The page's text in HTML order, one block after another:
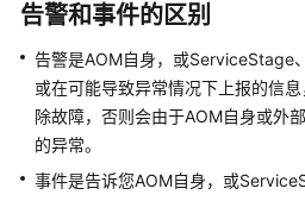
费
说
明
快
速
告警和事件的区别
告警是AOM自身，或ServiceStage
或在可能导致异常情况下上报的信
除故障，否则会由于AOM自身或外
的异常。
事件是告诉您AOM自身，或